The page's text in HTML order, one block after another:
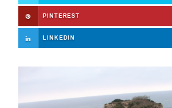
PINTEREST
LINKEDIN